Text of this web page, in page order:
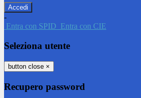
-
Entra con SPID Entra con CIE
Seleziona utente
button close ×
Recupero password